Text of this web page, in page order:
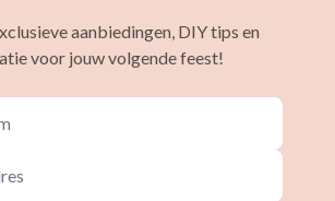
aanbiedingen, DIY tips en
voor jouw volgende feest!